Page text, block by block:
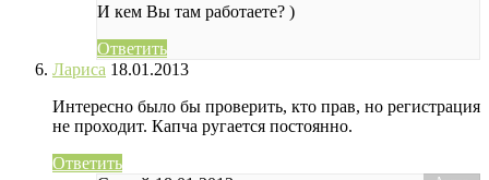
И кем Вы там работаете? )
Ответить
Лариса 18.01.2013
Интересно было бы проверить, кто прав, но регистрация
не проходит. Капча ругается постоянно.
Ответить